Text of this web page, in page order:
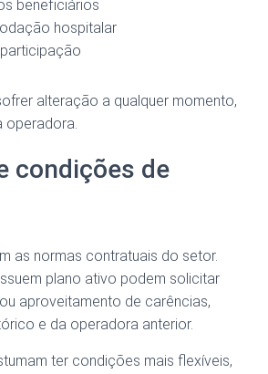
beneficiários
hospitalar
alteração a qualquer momento,
operadora.
condições de
as normas contratuais do setor.
plano ativo podem solicitar
aproveitamento de carências,
e da operadora anterior.
ter condições mais flexíveis,